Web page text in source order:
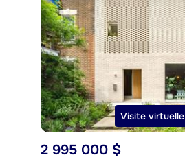
Visite virtuelle
2 995 000 $